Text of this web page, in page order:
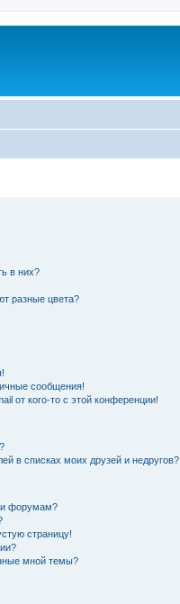
в них?
разные цвета?
сообщения!
от кого-то с этой конференции!
в списках моих друзей и недругов?
форумам?
страницу!
мной темы?